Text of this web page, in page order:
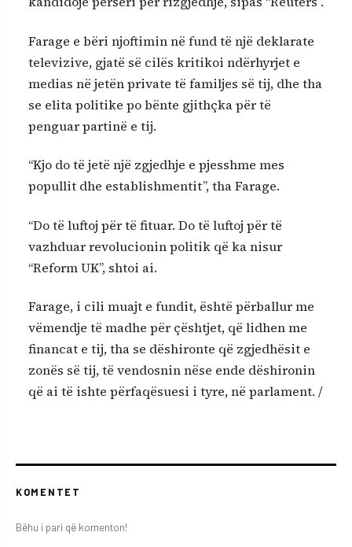
Farage e bëri njoftimin në fund të një deklarate
televizive, gjatë së cilës kritikoi ndërhyrjet e
medias në jetën private të familjes së tij, dhe tha
se elita politike po bënte gjithçka për të
penguar partinë e tij.
“Kjo do të jetë një zgjedhje e pjesshme mes
popullit dhe establishmentit”, tha Farage.
“Do të luftoj për të fituar. Do të luftoj për të
vazhduar revolucionin politik që ka nisur
“Reform UK”, shtoi ai.
Farage, i cili muajt e fundit, është përballur me
vëmendje të madhe për çështjet, që lidhen me
financat e tij, tha se dëshironte që zgjedhësit e
zonës së tij, të vendosnin nëse ende dëshironin
që ai të ishte përfaqësuesi i tyre, në parlament. /
KOMENTET
Bëhu i pari që komenton!